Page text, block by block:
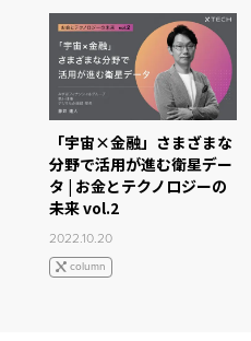
「宇宙×金融」さまざまな
分野で活用が進む衛星デー
タ | お金とテクノロジーの
未来 vol.2
2022.10.20
column